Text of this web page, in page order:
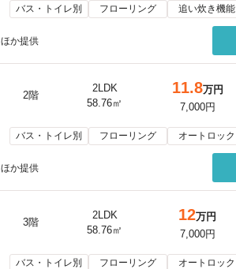
バス・トイレ別 フローリング 追い炊き機能
ほか提供
2階
2LDK
58.76㎡
11.8万円
7,000円
バス・トイレ別 フローリング オートロック
ほか提供
3階
2LDK
58.76㎡
12万円
7,000円
バス・トイレ別 フローリング オートロック